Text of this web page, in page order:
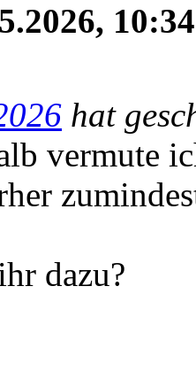
10:34
hat
vermute
dazu?